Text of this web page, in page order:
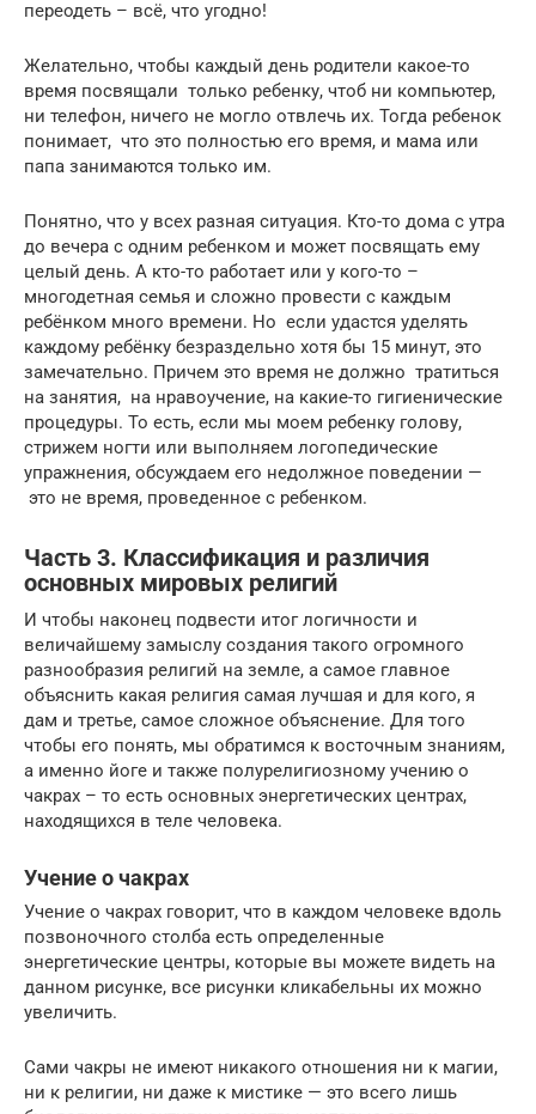
переодеть – всё, что угодно!
Желательно, чтобы каждый день родители какое-то
время посвящали только ребенку, чтоб ни компьютер,
ни телефон, ничего не могло отвлечь их. Тогда ребенок
понимает, что это полностью его время, и мама или
папа занимаются только им.
Понятно, что у всех разная ситуация. Кто-то дома с утра
до вечера с одним ребенком и может посвящать ему
целый день. А кто-то работает или у кого-то –
многодетная семья и сложно провести с каждым
ребёнком много времени. Но если удастся уделять
каждому ребёнку безраздельно хотя бы 15 минут, это
замечательно. Причем это время не должно тратиться
на занятия, на нравоучение, на какие-то гигиенические
процедуры. То есть, если мы моем ребенку голову,
стрижем ногти или выполняем логопедические
упражнения, обсуждаем его недолжное поведении —
это не время, проведенное с ребенком.
Часть 3. Классификация и различия
основных мировых религий
И чтобы наконец подвести итог логичности и
величайшему замыслу создания такого огромного
разнообразия религий на земле, а самое главное
объяснить какая религия самая лучшая и для кого, я
дам и третье, самое сложное объяснение. Для того
чтобы его понять, мы обратимся к восточным знаниям,
а именно йоге и также полурелигиозному учению о
чакрах – то есть основных энергетических центрах,
находящихся в теле человека.
Учение о чакрах
Учение о чакрах говорит, что в каждом человеке вдоль
позвоночного столба есть определенные
энергетические центры, которые вы можете видеть на
данном рисунке, все рисунки кликабельны их можно
увеличить.
Сами чакры не имеют никакого отношения ни к магии,
ни к религии, ни даже к мистике — это всего лишь